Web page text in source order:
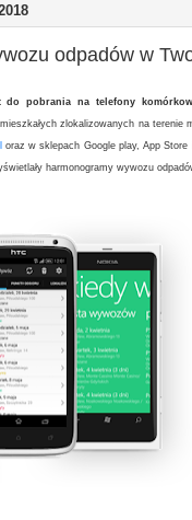
odpadów w
do pobrania na telefony
zlokalizowanych na
oraz w sklepach Google play, App
harmonogramy wywozu